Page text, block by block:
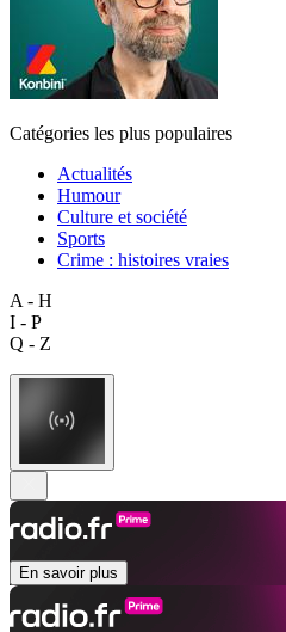
Catégories les plus populaires
Actualités
Humour
Culture et société
Sports
Crime : histoires vraies
A - H
I - P
Q - Z
En savoir plus